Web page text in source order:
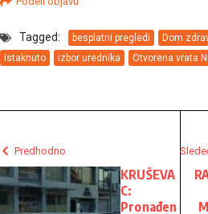
Tagged: besplatni pregledi Dom
istaknuto
izbor urednika Otvorena vrata
Predhodno
KRUŠEVA
C:
Pronađen